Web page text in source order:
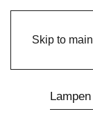
Skip to
Lampen